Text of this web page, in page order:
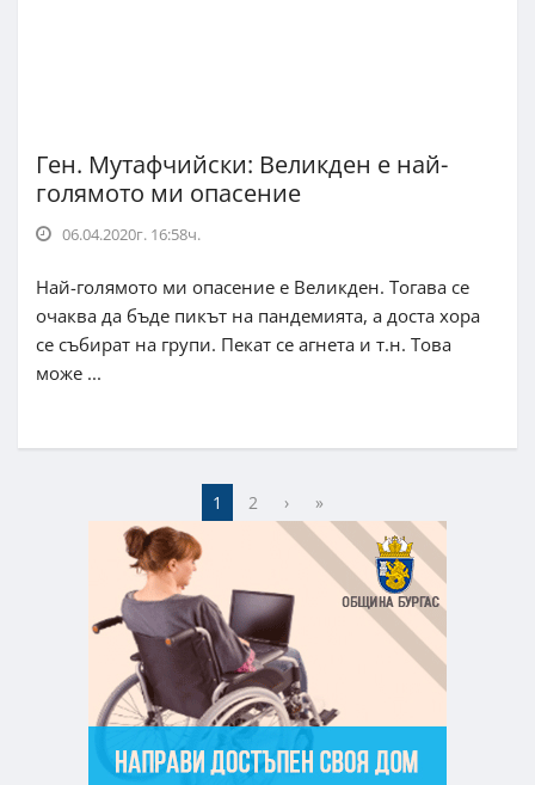
Ген. Мутафчийски: Великден е най-
голямото ми опасение
06.04.2020г. 16:58ч.
Най-голямото ми опасение е Великден. Тогава се
очаква да бъде пикът на пандемията, а доста хора
се събират на групи. Пекат се агнета и т.н. Това
може ...
1 2 › »